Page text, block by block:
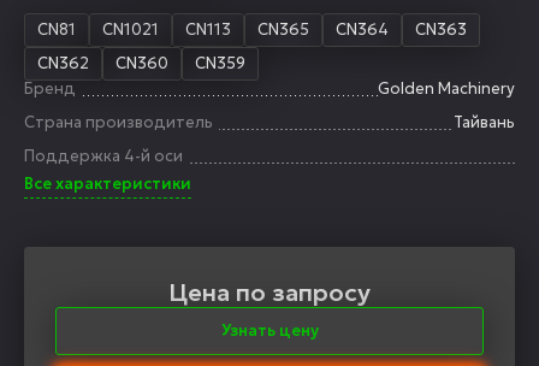
CN81
CN1021 CN113 CN365 CN364
CN363
CN362
CN360
CN359
Бренд
Golden Machinery
Страна производитель
Тайвань
Поддержка 4-й оси
Все характеристики
Цена по запросу
Узнать цену